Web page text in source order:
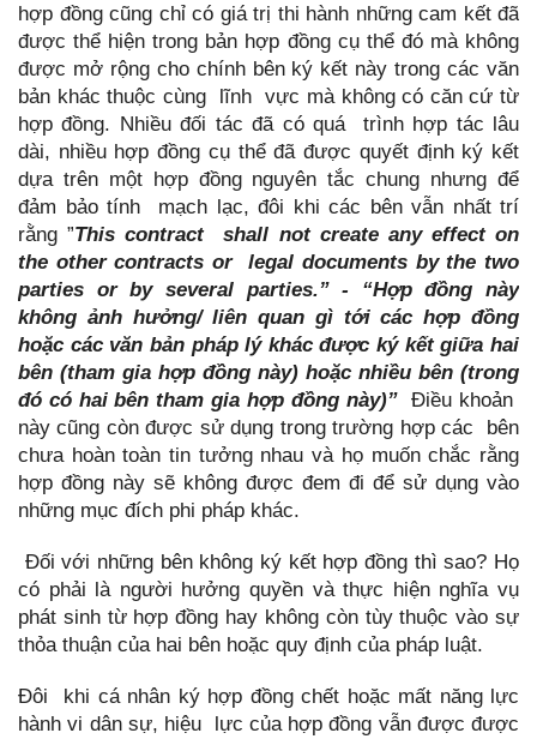
hợp đồng cũng chỉ có giá trị thi hành những cam kết đã
được thể hiện trong bản hợp đồng cụ thể đó mà không
được mở rộng cho chính bên ký kết này trong các văn
bản khác thuộc cùng lĩnh vực mà không có căn cứ từ
hợp đồng. Nhiều đối tác đã có quá trình hợp tác lâu
dài, nhiều hợp đồng cụ thể đã được quyết định ký kết
dựa trên một hợp đồng nguyên tắc chung nhưng để
đảm bảo tính mạch lạc, đôi khi các bên vẫn nhất trí
rằng ”This contract shall not create any effect on
the other contracts or legal documents by the two
parties or by several parties.” - “Hợp đồng này
không ảnh hưởng/ liên quan gì tới các hợp đồng
hoặc các văn bản pháp lý khác được ký kết giữa hai
bên (tham gia hợp đồng này) hoặc nhiều bên (trong
đó có hai bên tham gia hợp đồng này)” Điều khoản
này cũng còn được sử dụng trong trường hợp các bên
chưa hoàn toàn tin tưởng nhau và họ muốn chắc rằng
hợp đồng này sẽ không được đem đi để sử dụng vào
những mục đích phi pháp khác.
Đối với những bên không ký kết hợp đồng thì sao? Họ
có phải là người hưởng quyền và thực hiện nghĩa vụ
phát sinh từ hợp đồng hay không còn tùy thuộc vào sự
thỏa thuận của hai bên hoặc quy định của pháp luật.
Đôi khi cá nhân ký hợp đồng chết hoặc mất năng lực
hành vi dân sự, hiệu lực của hợp đồng vẫn được được